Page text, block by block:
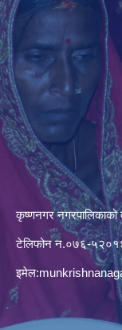
कृष्णनगर नगरपालिकाको
टेलिफोन न.०७६-
इमेल: